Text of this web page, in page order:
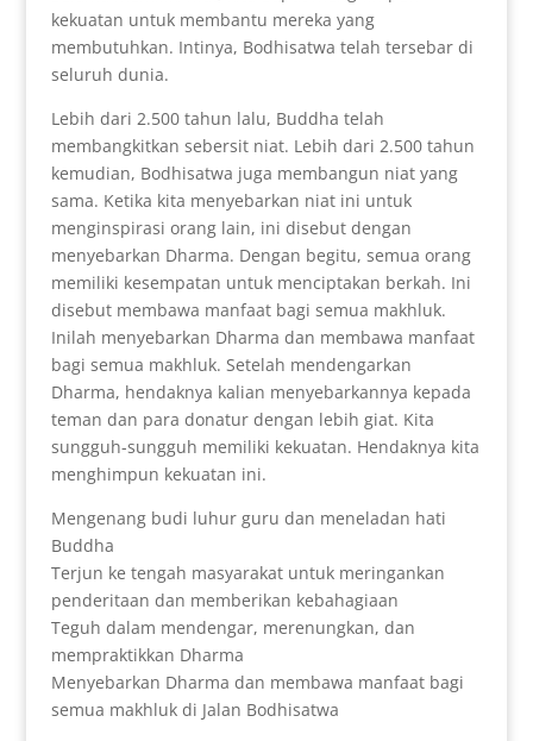
kekuatan untuk membantu mereka yang
membutuhkan. Intinya, Bodhisatwa telah tersebar di
seluruh dunia.
Lebih dari 2.500 tahun lalu, Buddha telah
membangkitkan sebersit niat. Lebih dari 2.500 tahun
kemudian, Bodhisatwa juga membangun niat yang
sama. Ketika kita menyebarkan niat ini untuk
menginspirasi orang lain, ini disebut dengan
menyebarkan Dharma. Dengan begitu, semua orang
memiliki kesempatan untuk menciptakan berkah. Ini
disebut membawa manfaat bagi semua makhluk.
Inilah menyebarkan Dharma dan membawa manfaat
bagi semua makhluk. Setelah mendengarkan
Dharma, hendaknya kalian menyebarkannya kepada
teman dan para donatur dengan lebih giat. Kita
sungguh-sungguh memiliki kekuatan. Hendaknya kita
menghimpun kekuatan ini.
Mengenang budi luhur guru dan meneladan hati
Buddha
Terjun ke tengah masyarakat untuk meringankan
penderitaan dan memberikan kebahagiaan
Teguh dalam mendengar, merenungkan, dan
mempraktikkan Dharma
Menyebarkan Dharma dan membawa manfaat bagi
semua makhluk di Jalan Bodhisatwa